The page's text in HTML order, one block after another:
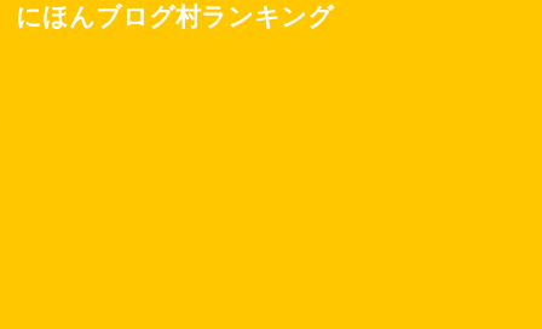
にほんブログ村ランキング